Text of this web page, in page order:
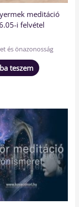
meditáció
i felvétel
és önazonosság
teszem